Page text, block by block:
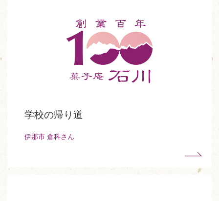
学校の帰り道
伊那市 倉科さん